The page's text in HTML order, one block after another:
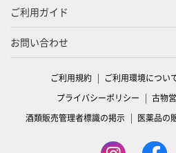
ご利用ガイド
お問い合わせ
ご利用規約 ご利用環境につい
プライバシーポリシー
古物
酒類販売管理者標識の掲示
医薬品の